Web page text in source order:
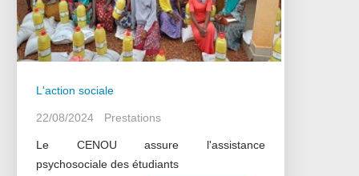
L'action sociale
22/08/2024 Prestations
Le CENOU assure l'assistance
psychosociale des étudiants